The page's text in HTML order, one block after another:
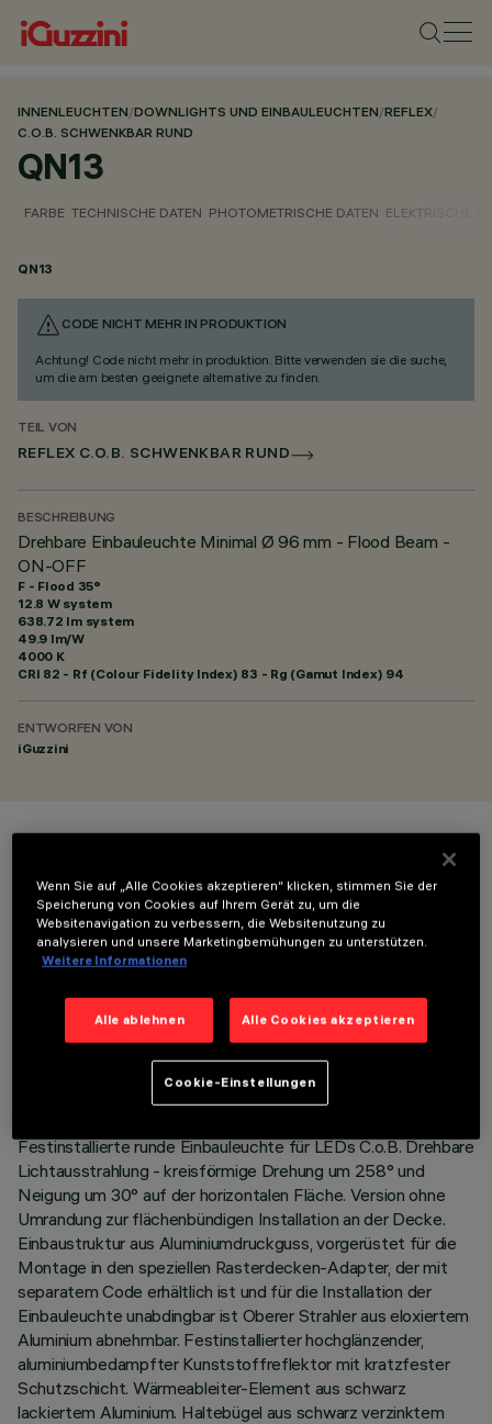
INNENLEUCHTEN/DOWNLIGHTS UND EINBAULEUCHTEN/REFLEX/
C.O.B. SCHWENKBAR RUND
QN13
FARBE TECHNISCHE DATEN PHOTOMETRISCHE DATEN ELEKTRISCHE
QN13
CODE NICHT MEHR IN PRODUKTION
Achtung! Code nicht mehr in produktion. Bitte verwenden sie die suche,
um die am besten geeignete alternative zu finden.
TEIL VON
REFLEX C.O.B. SCHWENKBAR RUND
BESCHREIBUNG
Drehbare Einbauleuchte Minimal Ø 96 mm - Flood Beam -
ON-OFF
F - Flood 35°
12.8 W system
638.72 lm system
49.9 lm/W
4000 K
CRI 82 - Rf (Colour Fidelity Index) 83 - Rg (Gamut Index) 94
ENTWORFEN VON
iGuzzini
TECHNISCHE DATEN
Festinstallierte runde Einbauleuchte für LEDs C.o.B. Drehbare
Lichtausstrahlung - kreisförmige Drehung um 258° und
Neigung um 30° auf der horizontalen Fläche. Version ohne
Umrandung zur flächenbündigen Installation an der Decke.
Einbaustruktur aus Aluminiumdruckguss, vorgerüstet für die
Montage in den speziellen Rasterdecken-Adapter, der mit
separatem Code erhältlich ist und für die Installation der
Einbauleuchte unabdingbar ist Oberer Strahler aus eloxiertem
Aluminium abnehmbar. Festinstallierter hochglänzender,
aluminiumbedampfter Kunststoffreflektor mit kratzfester
Schutzschicht. Wärmeableiter-Element aus schwarz
lackiertem Aluminium. Haltebügel aus schwarz verzinktem
Wenn Sie auf „Alle Cookies akzeptieren“ klicken, stimmen Sie der
Speicherung von Cookies auf Ihrem Gerät zu, um die
Websitenavigation zu verbessern, die Websitenutzung zu
analysieren und unsere Marketingbemühungen zu unterstützen.
Weitere Informationen
Alle ablehnen Alle Cookies akzeptieren
Cookie-Einstellungen